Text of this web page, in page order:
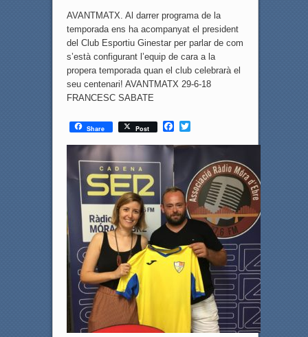
AVANTMATX. Al darrer programa de la
temporada ens ha acompanyat el president
del Club Esportiu Ginestar per parlar de com
s’està configurant l’equip de cara a la
propera temporada quan el club celebrarà el
seu centenari! AVANTMATX 29-6-18
FRANCESC SABATE
Share Post
F
c
b
o
o
k
T
i
e
r